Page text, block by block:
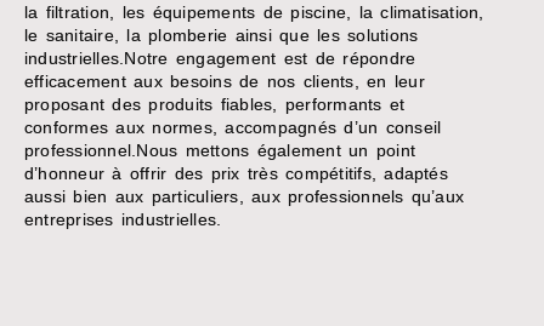
la filtration, les équipements de piscine, la climatisation,
le sanitaire, la plomberie ainsi que les solutions
industrielles.Notre engagement est de répondre
efficacement aux besoins de nos clients, en leur
proposant des produits fiables, performants et
conformes aux normes, accompagnés d’un conseil
professionnel.Nous mettons également un point
d’honneur à offrir des prix très compétitifs, adaptés
aussi bien aux particuliers, aux professionnels qu’aux
entreprises industrielles.